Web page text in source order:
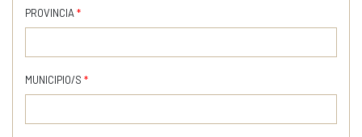
PROVINCIA *
MUNICIPIO/S *